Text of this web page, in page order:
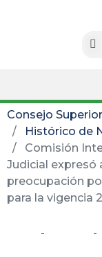
Consejo
Histórico de
Comisión
Judicial expresó
preocupación
para la vigencia